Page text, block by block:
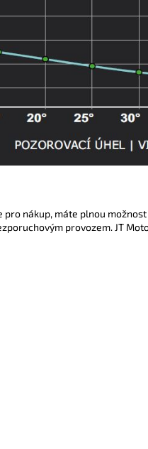
nákup, máte plnou
provozem. JT